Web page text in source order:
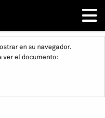
en su navegador.
ver el documento: